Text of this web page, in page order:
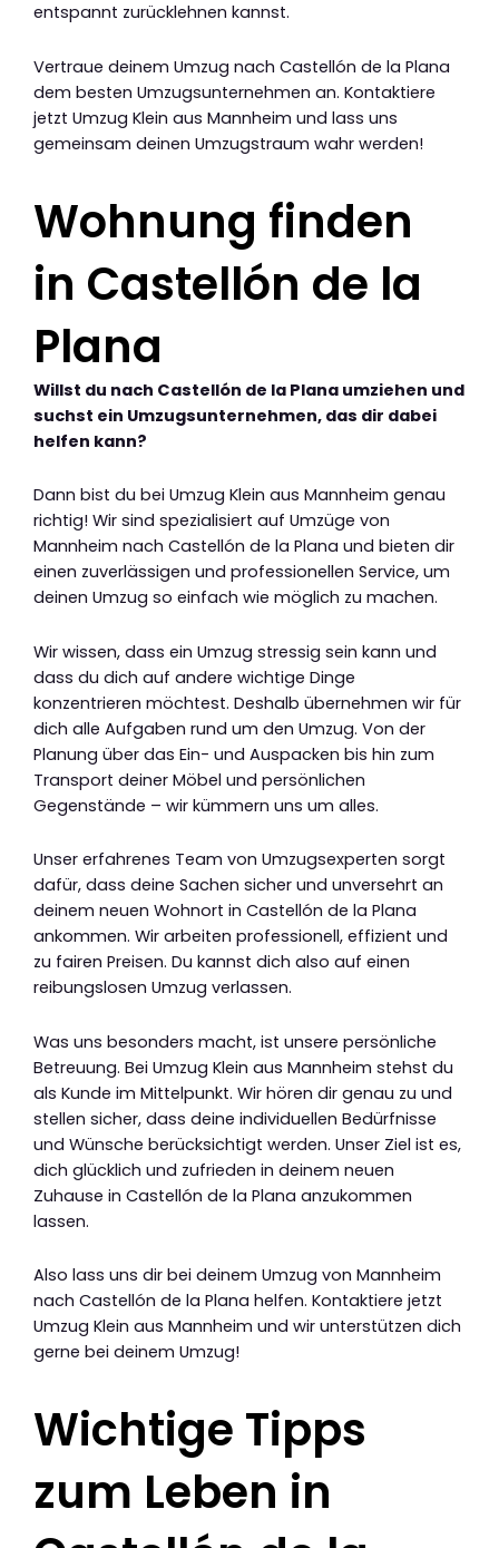
entspannt zurücklehnen kannst.
Vertraue deinem Umzug nach Castellón de la Plana
dem besten Umzugsunternehmen an. Kontaktiere
jetzt Umzug Klein aus Mannheim und lass uns
gemeinsam deinen Umzugstraum wahr werden!
Wohnung finden
in Castellón de la
Plana
Willst du nach Castellón de la Plana umziehen und
suchst ein Umzugsunternehmen, das dir dabei
helfen kann?
Dann bist du bei Umzug Klein aus Mannheim genau
richtig! Wir sind spezialisiert auf Umzüge von
Mannheim nach Castellón de la Plana und bieten dir
einen zuverlässigen und professionellen Service, um
deinen Umzug so einfach wie möglich zu machen.
Wir wissen, dass ein Umzug stressig sein kann und
dass du dich auf andere wichtige Dinge
konzentrieren möchtest. Deshalb übernehmen wir für
dich alle Aufgaben rund um den Umzug. Von der
Planung über das Ein- und Auspacken bis hin zum
Transport deiner Möbel und persönlichen
Gegenstände – wir kümmern uns um alles.
Unser erfahrenes Team von Umzugsexperten sorgt
dafür, dass deine Sachen sicher und unversehrt an
deinem neuen Wohnort in Castellón de la Plana
ankommen. Wir arbeiten professionell, effizient und
zu fairen Preisen. Du kannst dich also auf einen
reibungslosen Umzug verlassen.
Was uns besonders macht, ist unsere persönliche
Betreuung. Bei Umzug Klein aus Mannheim stehst du
als Kunde im Mittelpunkt. Wir hören dir genau zu und
stellen sicher, dass deine individuellen Bedürfnisse
und Wünsche berücksichtigt werden. Unser Ziel ist es,
dich glücklich und zufrieden in deinem neuen
Zuhause in Castellón de la Plana anzukommen
lassen.
Also lass uns dir bei deinem Umzug von Mannheim
nach Castellón de la Plana helfen. Kontaktiere jetzt
Umzug Klein aus Mannheim und wir unterstützen dich
gerne bei deinem Umzug!
Wichtige Tipps
zum Leben in